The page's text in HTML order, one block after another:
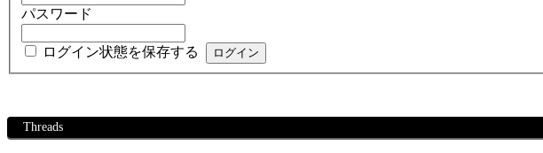
パスワード
ログイン状態を保存する
Threads